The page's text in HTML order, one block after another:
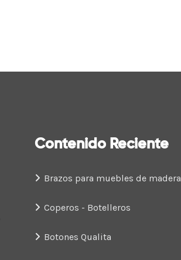
Contenido Reciente
Brazos para muebles de madera
Coperos - Botelleros
Botones Qualita